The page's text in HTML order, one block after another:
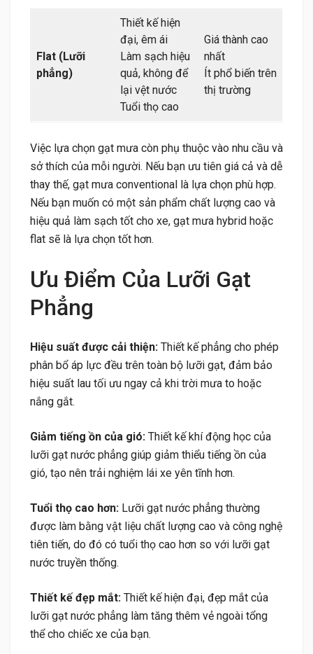
Flat (Lưỡi
phẳng)
Thiết kế hiện
đại, êm ái
Làm sạch hiệu
quả, không để
lại vệt nước
Tuổi thọ cao
Giá thành cao
nhất
Ít phổ biến trên
thị trường
Việc lựa chọn gạt mưa còn phụ thuộc vào nhu cầu và
sở thích của mỗi người. Nếu bạn ưu tiên giá cả và dễ
thay thế, gạt mưa conventional là lựa chọn phù hợp.
Nếu bạn muốn có một sản phẩm chất lượng cao và
hiệu quả làm sạch tốt cho xe, gạt mưa hybrid hoặc
flat sẽ là lựa chọn tốt hơn.
Ưu Điểm Của Lưỡi Gạt
Phẳng
Hiệu suất được cải thiện: Thiết kế phẳng cho phép
phân bổ áp lực đều trên toàn bộ lưỡi gạt, đảm bảo
hiệu suất lau tối ưu ngay cả khi trời mưa to hoặc
nắng gắt.
Giảm tiếng ồn của gió: Thiết kế khí động học của
lưỡi gạt nước phẳng giúp giảm thiểu tiếng ồn của
gió, tạo nên trải nghiệm lái xe yên tĩnh hơn.
Tuổi thọ cao hơn: Lưỡi gạt nước phẳng thường
được làm bằng vật liệu chất lượng cao và công nghệ
tiên tiến, do đó có tuổi thọ cao hơn so với lưỡi gạt
nước truyền thống.
Thiết kế đẹp mắt: Thiết kế hiện đại, đẹp mắt của
lưỡi gạt nước phẳng làm tăng thêm vẻ ngoài tổng
thể cho chiếc xe của bạn.